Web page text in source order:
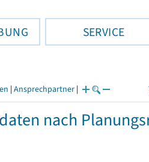
SERVICE
| Ansprechpartner |
nach